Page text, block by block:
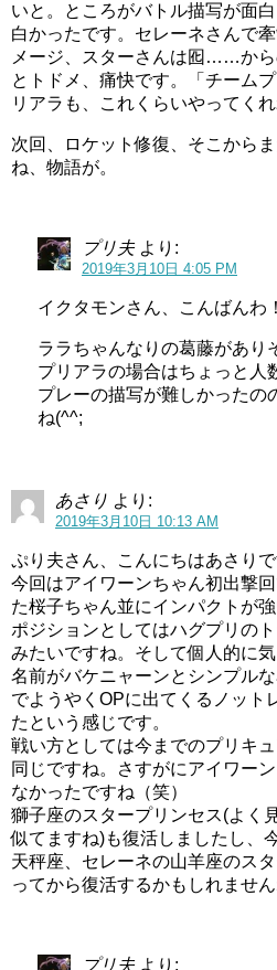
また違うダークカラーペンを持
引用元：スタートゥインクルプ
そして流れ星に願い事をすると
えられ「みんなにロケットの修
うララちゃん。
みんな横にいるから、そりゃ手伝
ララちゃんはまだ何とも素直に
ね。
いと。ところがバトル描写が面
白かったです。セレーネさんで
メージ、スターさんは囮……か
とトドメ、痛快です。「チーム
リアラも、これくらいやってく
次回、ロケット修復、そこから
ね、物語が。
プリ夫 より:
2019年3月10日 4:05 PM
イクタモンさん、こんばんわ！
ララちゃんなりの葛藤があり
プリアラの場合はちょっと人
プレーの描写が難しかったの
ね(^^;
あさり より:
2019年3月10日 10:13 AM
ぷり夫さん、こんにちはあさり
今回はアイワーンちゃん初出撃
た桜子ちゃん並にインパクトが
ポジションとしてはハグプリの
みたいですね。そして個人的に
名前がバケニャーンとシンプル
でようやくOPに出てくるノット
たという感じです。
戦い方としては今までのプリキ
同じですね。さすがにアイワー
なかったですね（笑）
獅子座のスタープリンセス(よく
似てますね)も復活しましたし、
天秤座、セレーネの山羊座のス
ってから復活するかもしれません
プリ夫 より: